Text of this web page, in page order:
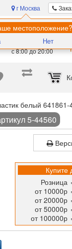
г Москва
местоположение?
Нет
Помощь в
выборе:
Ежедневно,
с 8:00 до 20:00
белый 641861-
5-44560
Купите
Розница
от 10000р
от 20000р
от 50000р
от 100000р